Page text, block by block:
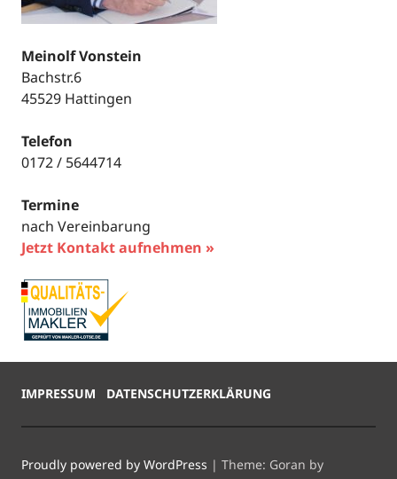
Meinolf Vonstein
Bachstr.6
45529 Hattingen
Telefon
0172 / 5644714
Termine
nach Vereinbarung
Jetzt Kontakt aufnehmen »
IMPRESSUM DATENSCHUTZERKLÄRUNG
Proudly powered by WordPress | Theme: Goran by